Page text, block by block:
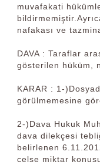
muvafakati
nafakası ve
DAVA : Taraflar
gösterilen hüküm,
KARAR : 1-
görülmemesine
2-)Dava Hukuk
dava dilekçesi
belirlenen
celse miktar